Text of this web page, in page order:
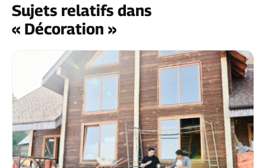
Sujets relatifs dans
« Décoration »